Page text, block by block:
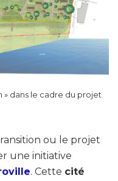
» dans le cadre du projet
ou le projet
une initiative
. Cette cité